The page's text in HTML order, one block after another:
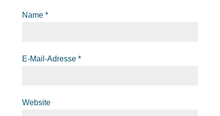
Name *
E-Mail-Adresse *
Website